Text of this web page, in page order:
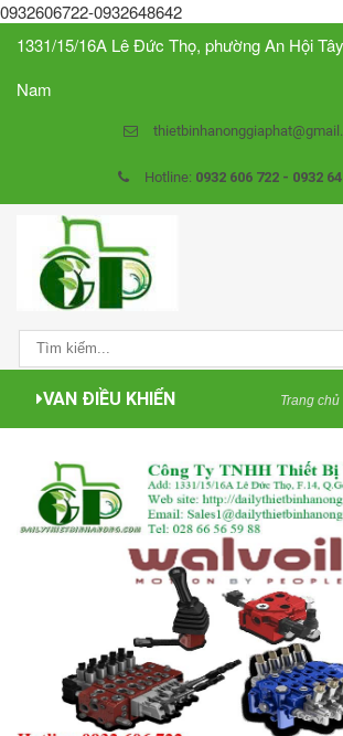
0932606722-0932648642
1331/15/16A Lê Đức Thọ, phường An Hội
Nam
Hotline: 0932 606 722 - 0932
VAN ĐIỀU KHIỂN Trang chủ